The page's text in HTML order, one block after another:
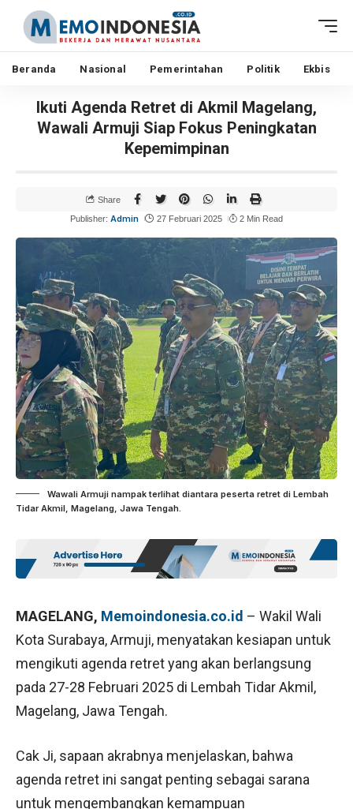
Beranda Nasional Pemerintahan Politik Ekbis
Ikuti Agenda Retret di Akmil Magelang,
Wawali Armuji Siap Fokus Peningkatan
Kepemimpinan
Publisher: Admin 27 Februari 2025 2 Min Read
Share
Wawali Armuji nampak terlihat diantara peserta retret di Lembah
Tidar Akmil, Magelang, Jawa Tengah.
MAGELANG, Memoindonesia.co.id – Wakil Wali
Kota Surabaya, Armuji, menyatakan kesiapan untuk
mengikuti agenda retret yang akan berlangsung
pada 27-28 Februari 2025 di Lembah Tidar Akmil,
Magelang, Jawa Tengah.
Cak Ji, sapaan akrabnya menjelaskan, bahwa
agenda retret ini sangat penting sebagai sarana
untuk mengembangkan kemampuan